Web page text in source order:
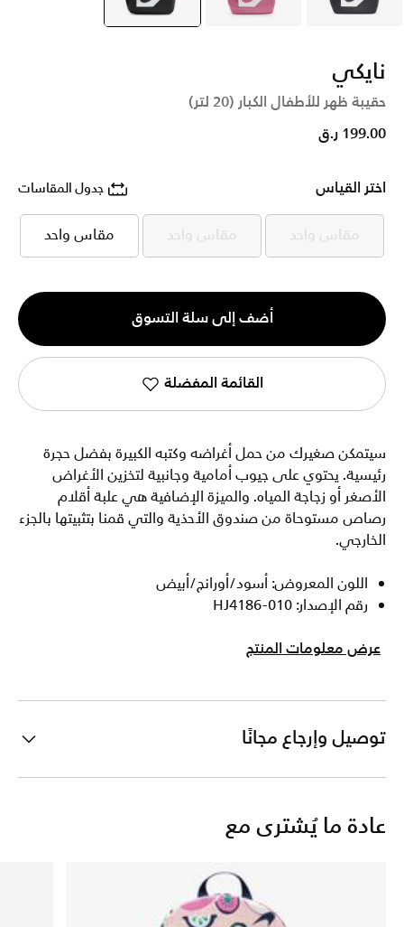
نايكي
حقيبة ظهر للأطفال الكبار (20 لتر)
199.00 ر.ق
اختر القياس جدول المقاسات
مقاس واحد
مقاس واحد مقاس واحد
مقاس واحد مقاس واحد
مقاس واحد
الكمية
1
أضف إلى سلة التسوق
القائمة المفضلة
سيتمكن صغيرك من حمل أغراضه وكتبه الكبيرة بفضل حجرة
رئيسية. يحتوي على جيوب أمامية وجانبية لتخزين الأغراض
الأصغر أو زجاجة المياه. والميزة الإضافية هي علبة أقلام
رصاص مستوحاة من صندوق الأحذية والتي قمنا بتثبيتها بالجزء
الخارجي.
اللون المعروض: أسود/أورانج/أبيض
رقم الإصدار: HJ4186-010
عرض معلومات المنتج
توصيل وإرجاع مجانًا
عادة ما يُشترى مع